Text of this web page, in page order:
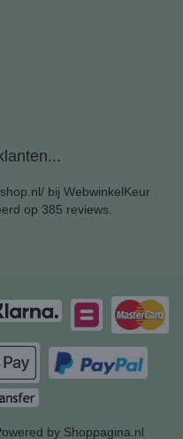
bij WebwinkelKeur
op 385 reviews.
by Shoppagina.nl